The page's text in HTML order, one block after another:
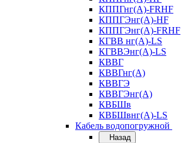
КППГнг(А)-FRHF
КППГЭнг(А)-HF
КППГЭнг(А)-FRHF
КГВВ нг(А)-LS
КГВВЭнг(А)-LS
КВВГ
КВВГнг(А)
КВВГЭ
КВВГЭнг(А)
КВБШв
КВБШвнг(А)-LS
Кабель водопогружной
Назад